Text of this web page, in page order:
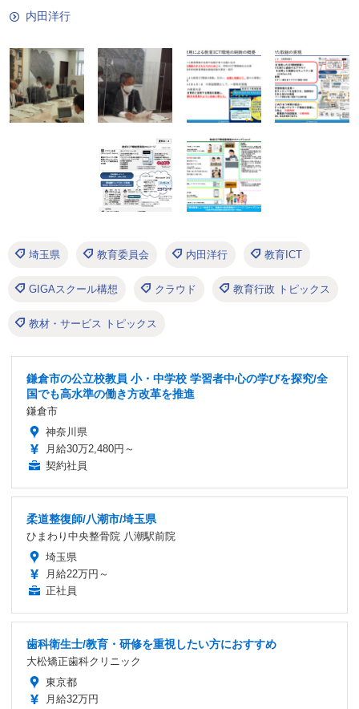
内田洋行
埼玉県 教育委員会 内田洋行 教育ICT
GIGAスクール構想 クラウド 教育行政 トピックス
教材・サービス トピックス
鎌倉市の公立校教員 小・中学校 学習者中心の学びを探究/全
国でも高水準の働き方改革を推進
鎌倉市
神奈川県
月給30万2,480円～
契約社員
柔道整復師/八潮市/埼玉県
ひまわり中央整骨院 八潮駅前院
埼玉県
月給22万円～
正社員
歯科衛生士/教育・研修を重視したい方におすすめ
大松矯正歯科クリニック
東京都
月給32万円